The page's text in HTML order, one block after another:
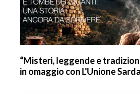
“Misteri, leggende e
in omaggio con L'Unione Sarda